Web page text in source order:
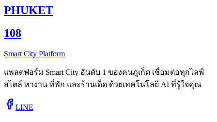
PHUKET
108
Smart City Platform
แพลตฟอร์ม Smart City อันดับ 1 ของคนภูเก็ต เชื่อมต่อทุกไลฟ์
สไตล์ หางาน ที่พัก และร้านเด็ด ด้วยเทคโนโลยี AI ที่รู้ใจคุณ
LINE